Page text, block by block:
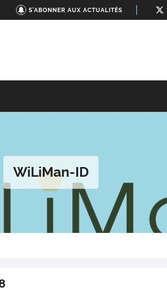
S'ABONNER AUX ACTUALITÉS
WiLiMan-ID